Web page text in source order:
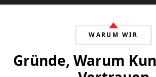
WARUM WIR
Gründe, Warum